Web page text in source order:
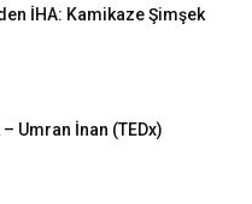
İHA: Kamikaze Şimşek
Umran İnan (TEDx)